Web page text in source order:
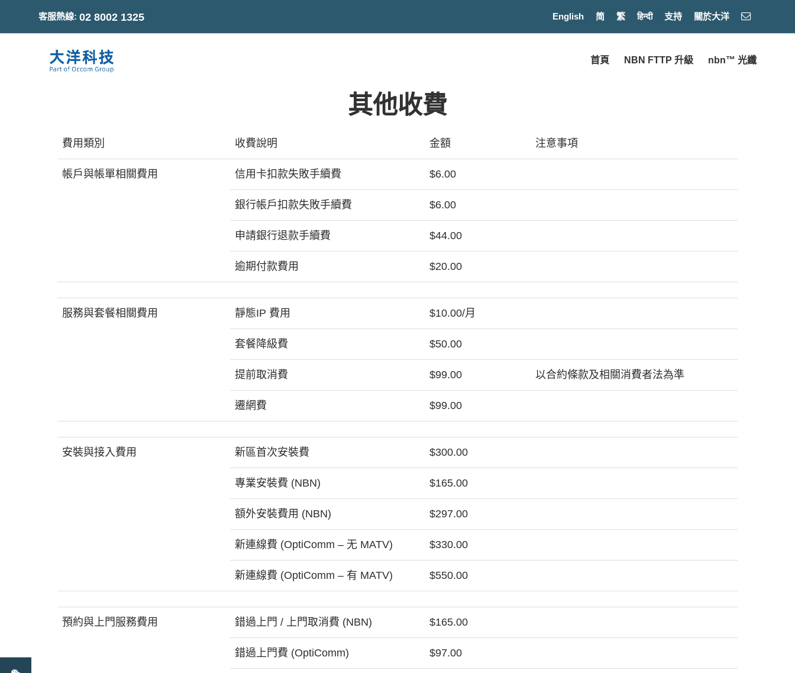
客服熱線: 02 8002 1325 English 简 繁 हिन्दी 支持 關於大洋
首頁 NBN FTTP 升級 nbn™ 光纖
其他收費
費用類別 收費說明 金額 注意事項
帳戶與帳單相關費用 信用卡扣款失敗手續費 $6.00
銀行帳戶扣款失敗手續費 $6.00
申請銀行退款手續費 $44.00
逾期付款費用 $20.00
服務與套餐相關費用 靜態IP 費用 $10.00/月
套餐降級費 $50.00
提前取消費 $99.00 以合約條款及相關消費者法為準
遷網費 $99.00
安裝與接入費用 新區首次安裝費 $300.00
專業安裝費 (NBN) $165.00
額外安裝費用 (NBN) $297.00
新連線費 (OptiComm – 无 MATV) $330.00
新連線費 (OptiComm – 有 MATV) $550.00
預約與上門服務費用 錯過上門 / 上門取消費 (NBN) $165.00
錯過上門費 (OptiComm) $97.00